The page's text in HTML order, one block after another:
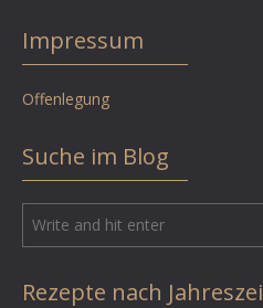
Impressum
Offenlegung
Suche im Blog
Rezepte nach